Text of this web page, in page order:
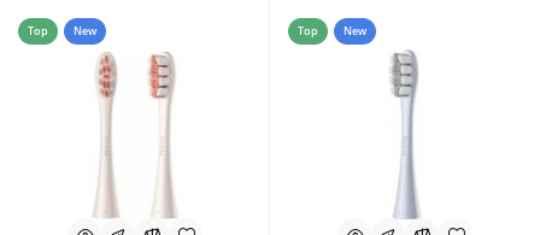
Top New Top New